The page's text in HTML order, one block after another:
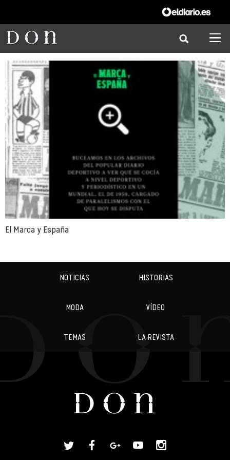
El Marca y España
NOTICIAS HISTORIAS
MODA VÍDEO
TEMAS LA REVISTA